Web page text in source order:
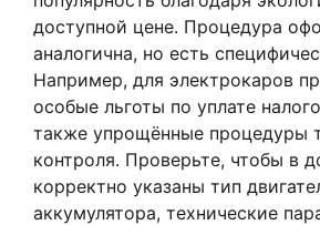
доступной цене. Процедура
аналогична, но есть
Например, для электрокаров
особые льготы по уплате
также упрощённые процедуры
контроля. Проверьте, чтобы в
корректно указаны тип
аккумулятора, технические